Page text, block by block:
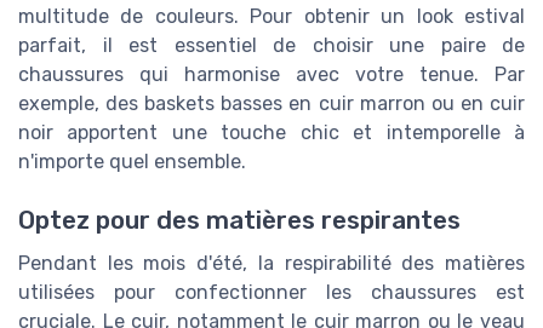
multitude de couleurs. Pour obtenir un look estival
parfait, il est essentiel de choisir une paire de
chaussures qui harmonise avec votre tenue. Par
exemple, des baskets basses en cuir marron ou en cuir
noir apportent une touche chic et intemporelle à
n'importe quel ensemble.
Optez pour des matières respirantes
Pendant les mois d'été, la respirabilité des matières
utilisées pour confectionner les chaussures est
cruciale. Le cuir, notamment le cuir marron ou le veau